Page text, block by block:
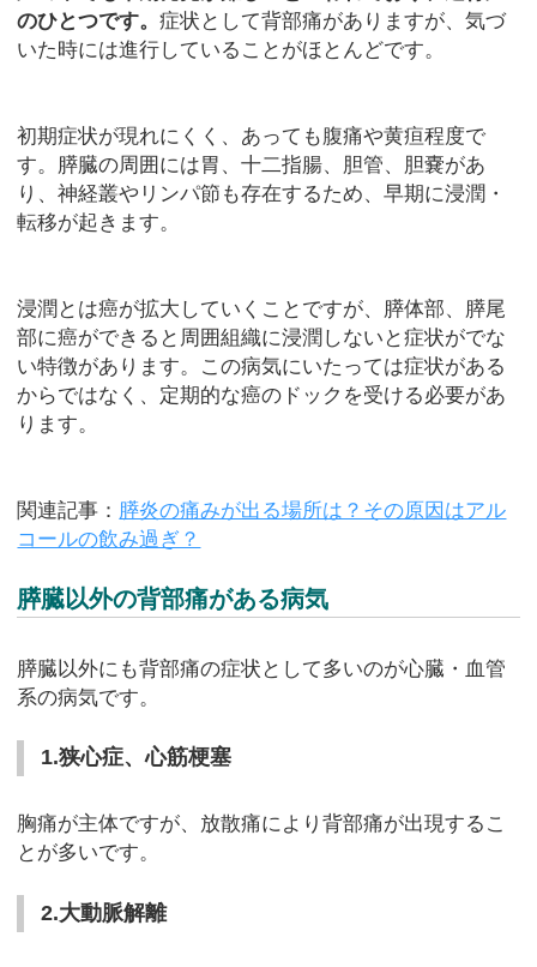
のひとつです。症状として背部痛がありますが、気づ
いた時には進行していることがほとんどです。
初期症状が現れにくく、あっても腹痛や黄疸程度で
す。膵臓の周囲には胃、十二指腸、胆管、胆嚢があ
り、神経叢やリンパ節も存在するため、早期に浸潤・
転移が起きます。
浸潤とは癌が拡大していくことですが、膵体部、膵尾
部に癌ができると周囲組織に浸潤しないと症状がでな
い特徴があります。この病気にいたっては症状がある
からではなく、定期的な癌のドックを受ける必要があ
ります。
関連記事： 膵炎の痛みが出る場所は？その原因はアル
コールの飲み過ぎ？
膵臓以外の背部痛がある病気
膵臓以外にも背部痛の症状として多いのが心臓・血管
系の病気です。
1.狭心症、心筋梗塞
胸痛が主体ですが、放散痛により背部痛が出現するこ
とが多いです。
2.大動脈解離